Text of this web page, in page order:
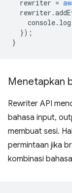
rewriter =
rewriter .
console. log
});
}
Menetapkan
Rewriter API
bahasa input,
membuat sesi.
permintaan jika
kombinasi